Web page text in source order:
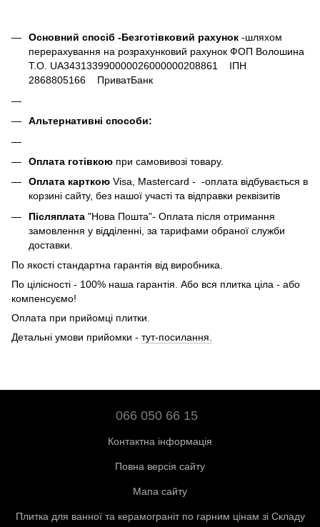
Основний спосіб -Безготівковий рахунок -шляхом
перерахування на розрахунковий рахунок ФОП Волошина
Т.О. UA343133990000026000000208861 ІПН
2868805166 ПриватБанк
Альтернативні способи:
Оплата готівкою при самовивозі товару.
Оплата карткою Visa, Mastercard - -оплата відбувається в
корзині сайту, без нашої участі та відправки реквізитів
Післяплата "Нова Пошта"- Оплата після отримання
замовлення у відділенні, за тарифами обраної служби
доставки.
По якості стандартна гарантія від виробника.
По цілісності - 100% наша гарантія. Або вся плитка ціла - або
компенсуємо!
Оплата при прийомці плитки.
Детальні умови прийомки - тут-посилання.
066 050 66 15
Контактна інформація
Повна версія сайту
Мапа сайту
Плитка для ванної та керамограніт по гарним цінам зі Складу